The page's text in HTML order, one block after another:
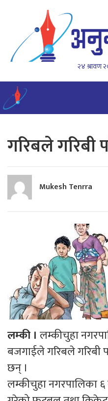
२४ श्रावण
गरिबले गरिबी
Mukesh Tenrra
लम्की । लम्कीचुहा
बजगाईले गरिबले गरिबी
छन् ।
लम्कीचुहा नगरपालिका